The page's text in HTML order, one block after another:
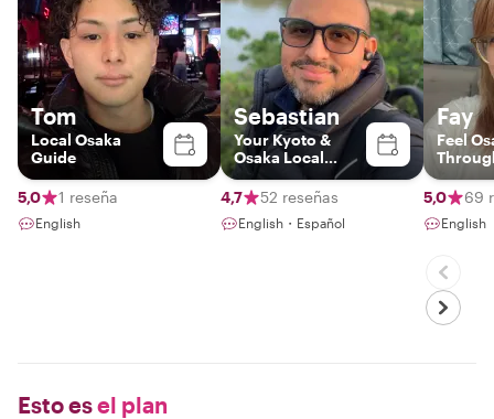
Tom
Local Osaka
Guide
5,0 1 reseña
English
Sebastian
Your Kyoto &
Osaka Local
Insider
4,7
52 reseñas
English・Español
Fay
Feel
Eyes
5,0
69
English
Esto esel plan